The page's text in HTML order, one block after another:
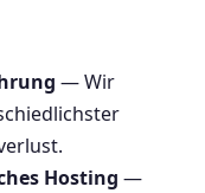
— Wir
Hosting —